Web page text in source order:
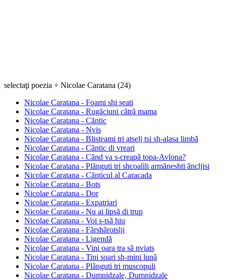
selectaţi poezia ÷ Nicolae Caratana (24)
Nicolae Caratana - Foami shi seati
Nicolae Caratana - Rugãciuni cãtrã mama
Nicolae Caratana - Cãntic
Nicolae Caratana - Nvis
Nicolae Caratana - Blisteami tri atselj tsi sh-alasa limbã
Nicolae Caratana - Cãntic di vreari
Nicolae Caratana - Cãnd va s-creapã topa-Avlona?
Nicolae Caratana - Plãnguti tri shcoalili armãneshti ãncljisi
Nicolae Caratana - Cãnticul al Caracada
Nicolae Caratana - Bots
Nicolae Caratana - Dor
Nicolae Caratana - Expatriari
Nicolae Caratana - Nu ai lipsã di trup
Nicolae Caratana - Voi s-tsã hiu
Nicolae Caratana - Fãrshãrotslji
Nicolae Caratana - Ligendã
Nicolae Caratana - Vini oara tra sã nviats
Nicolae Caratana - Tini soari sh-mini lunã
Nicolae Caratana - Plãnguti tri muscopuli
Nicolae Caratana - Dumnidzale, Dumnidzale